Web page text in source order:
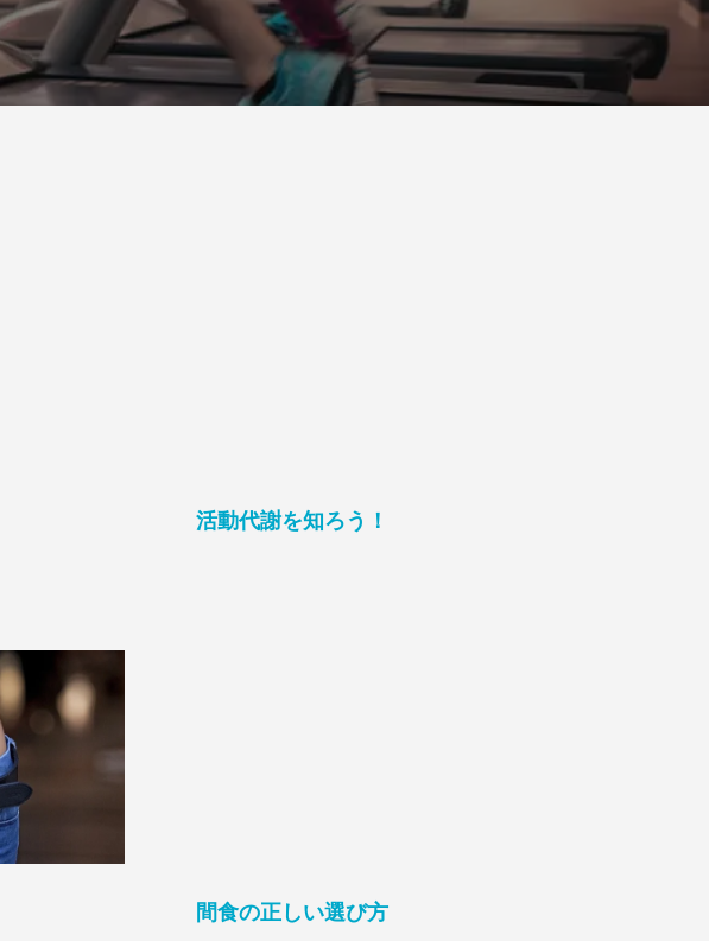
活動代謝を知ろう！
間食の正しい選び方